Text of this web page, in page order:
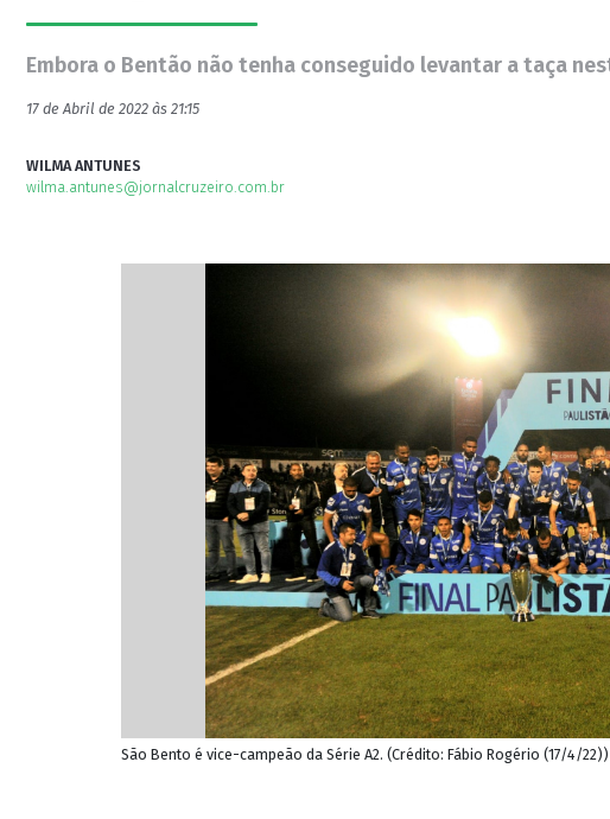
Embora o Bentão não tenha conseguido levantar a taça
17 de Abril de 2022 às 21:15
WILMA ANTUNES
wilma.antunes@jornalcruzeiro.com.br
São Bento é vice-campeão da Série A2. (Crédito: Fábio Rogério (17/4/22))